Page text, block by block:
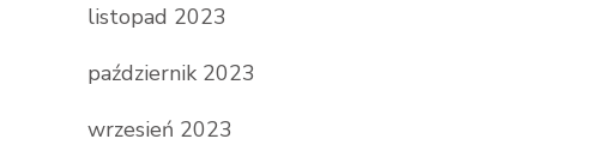
listopad 2023
październik 2023
wrzesień 2023